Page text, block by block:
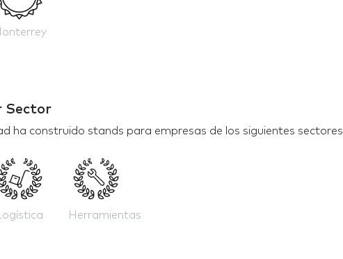
Sector
ha construido stands para empresas de los siguientes sectores
Logística Herramientas